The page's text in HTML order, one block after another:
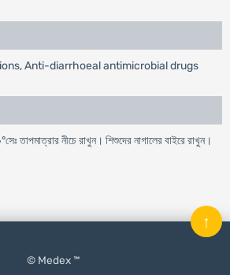
Anti-diarrhoeal antimicrobial drugs
তাপমাত্রার নীচে রাখুন। শিশুদের নাগালের বাইরে রাখুন।
© Medex ™
↑